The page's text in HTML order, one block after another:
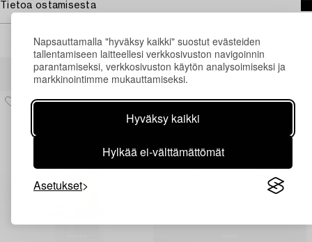
Napsauttamalla "hyväksy kaikki" suostut evästeiden
tallentamiseen laitteellesi verkkosivuston navigoinnin
parantamiseksi, verkkosivuston käytön analysoimiseksi ja
markkinointimme mukauttamiseksi.
Hyväksy kaikki
Hylkää ei-välttämättömät
Asetukset
Tietoa ostamisesta
Muiden katsomia kohteita